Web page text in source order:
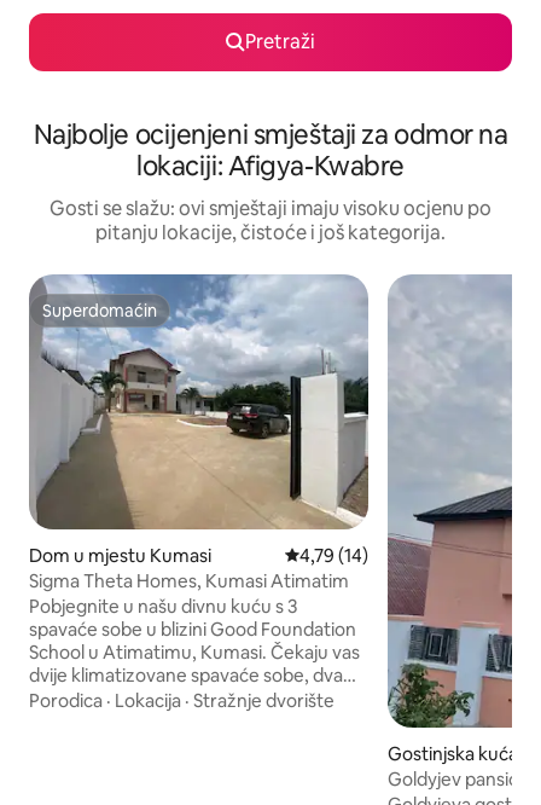
Pretraži
Najbolje ocijenjeni smještaji za odmor na
lokaciji: Afigya-Kwabre
Gosti se slažu: ovi smještaji imaju visoku ocjenu po
pitanju lokacije, čistoće i još kategorija.
Superdomaćin
Superdomaćin
Dom u mjestu Kumasi Prosječna ocjena: 4,79 od 5,
4,79 (14)
Sigma Theta Homes, Kumasi Atimatim
Pobjegnite u našu divnu kuću s 3
spavaće sobe u blizini Good Foundation
School u Atimatimu, Kumasi. Čekaju vas
dvije klimatizovane spavaće sobe, dva
kupatila, udobna dnevna soba i dobro
Porodica · Lokacija · Stražnje dvorište
Gostinjska kuća u
Goldyjev